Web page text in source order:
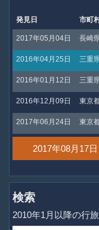
発見日 市町
2017年05月04日 長崎
2016年04月25日 三重
2016年01月12日 三重
2016年12月09日 東京
2017年06月24日 東京
2017年08月17
検索
2010年1月以降の行